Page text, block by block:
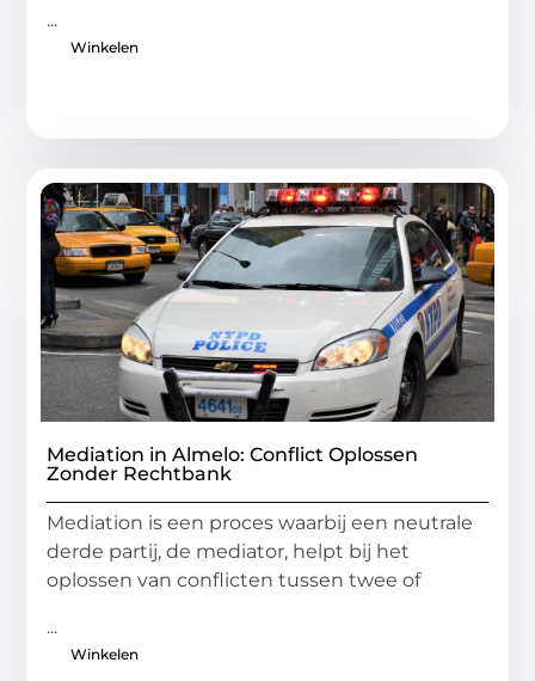
...
Winkelen
Mediation in Almelo: Conflict Oplossen
Zonder Rechtbank
Mediation is een proces waarbij een neutrale
derde partij, de mediator, helpt bij het
oplossen van conflicten tussen twee of
...
Winkelen